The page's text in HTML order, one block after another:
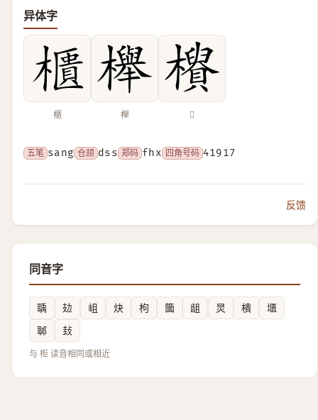
异体字
櫃 櫸 𣟨
五笔 sang 仓颉 dss 郑码 fhx 四角号码 41917
反馈
同音字
聥 攰 岨 炔 枸 簂 龃 炅 樻
㙺
郰
㪈
与 柜 读音相同或相近